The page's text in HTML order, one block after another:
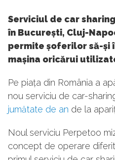
Serviciul de car
în București, Cluj-
permite șoferilor să-și
mașina oricărui
Pe piața din România a
nou serviciu de car-
jumătate de an de la
Noul serviciu Perpetoo
concept de operare